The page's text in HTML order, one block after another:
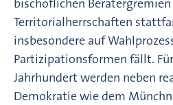
bischöflichen
Territorialherrschaften
insbesondere auf
Partizipationsformen fällt. Für
Jahrhundert werden neben
Demokratie wie dem